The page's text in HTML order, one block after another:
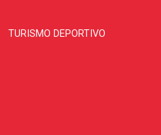
TURISMO DEPORTIVO